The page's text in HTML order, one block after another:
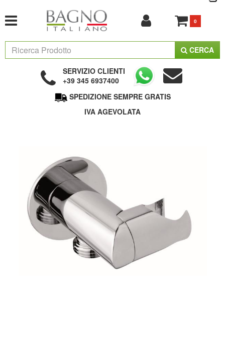
0
CERCA
SERVIZIO CLIENTI
+39 345 6937400
SPEDIZIONE SEMPRE GRATIS
IVA AGEVOLATA